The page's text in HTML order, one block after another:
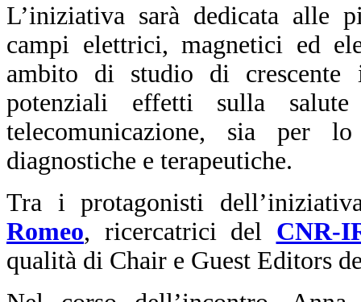
L’iniziativa sarà dedicata alle
campi elettrici, magnetici ed
ambito di studio di crescente
potenziali effetti sulla
telecomunicazione, sia per
diagnostiche e terapeutiche.
Tra i protagonisti
Romeo, ricercatrici del CNR-
qualità di Chair e Guest Editors